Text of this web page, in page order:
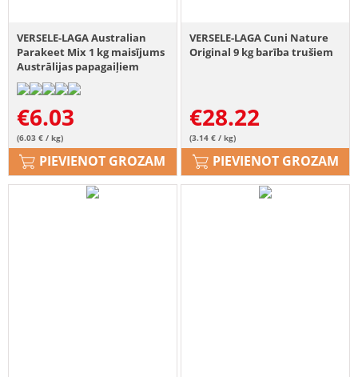
VERSELE-LAGA Australian
Parakeet Mix 1 kg maisījums
Austrālijas papagaiļiem
€6.03
(6.03 € / kg)
PIEVIENOT GROZAM
VERSELE-LAGA Cuni Nature
Original 9 kg barība trušiem
€28.22
(3.14 € / kg)
PIEVIENOT GROZAM